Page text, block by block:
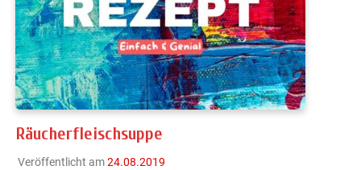
Räucherfleischsuppe
Veröffentlicht am24.08.2019